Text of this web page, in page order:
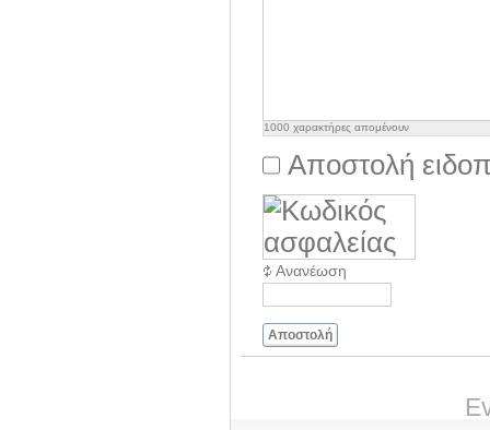
1000 χαρακτήρες απομένουν
Αποστολή
Ανανέωση
Αποστολή